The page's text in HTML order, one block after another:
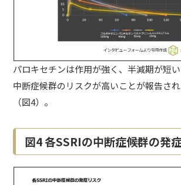
パロキセチンは作用が強く、半減期が短
中断症候群のリスクが高いことが報告され
（図4）。
図4 各SSRIの中断症候群の発